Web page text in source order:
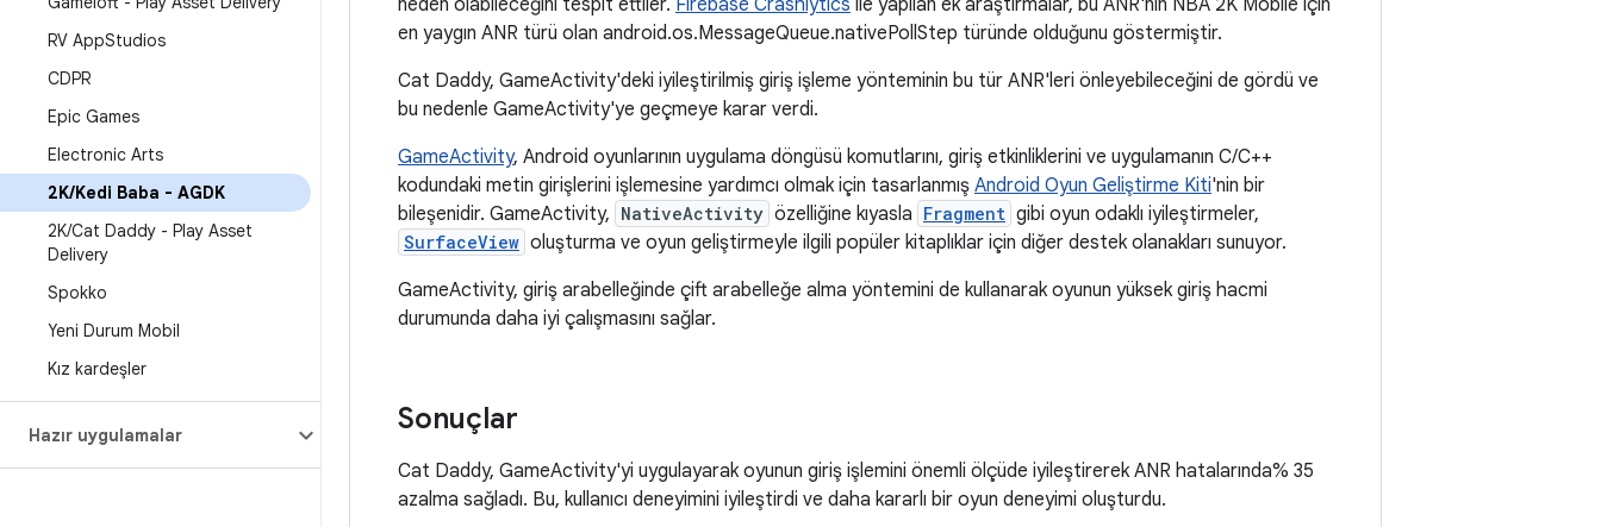
RV AppStudios
CDPR
Epic Games
Electronic Arts
2K/Kedi Baba - AGDK
2K/Cat Daddy - Play Asset
Delivery
Spokko
Yeni Durum Mobil
Kız kardeşler
Hazır uygulamalar
neden olabileceğini tespit ettiler. Firebase Crashlytics ile yapılan ek araştırmalar, bu ANR'nin NBA 2K Mobile için
en yaygın ANR türü olan android.os.MessageQueue.nativePollStep türünde olduğunu göstermiştir.
Cat Daddy, GameActivity'deki iyileştirilmiş giriş işleme yönteminin bu tür ANR'leri önleyebileceğini de gördü ve
bu nedenle GameActivity'ye geçmeye karar verdi.
GameActivity, Android oyunlarının uygulama döngüsü komutlarını, giriş etkinliklerini ve uygulamanın C/C++
kodundaki metin girişlerini işlemesine yardımcı olmak için tasarlanmış Android Oyun Geliştirme Kiti'nin bir
bileşenidir. GameActivity, NativeActivity özelliğine kıyasla Fragment gibi oyun odaklı iyileştirmeler,
SurfaceView oluşturma ve oyun geliştirmeyle ilgili popüler kitaplıklar için diğer destek olanakları sunuyor.
GameActivity, giriş arabelleğinde çift arabelleğe alma yöntemini de kullanarak oyunun yüksek giriş hacmi
durumunda daha iyi çalışmasını sağlar.
Sonuçlar
Cat Daddy, GameActivity'yi uygulayarak oyunun giriş işlemini önemli ölçüde iyileştirerek ANR hatalarında% 35
azalma sağladı. Bu, kullanıcı deneyimini iyileştirdi ve daha kararlı bir oyun deneyimi oluşturdu.